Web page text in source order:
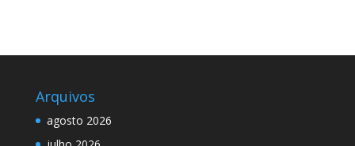
Arquivos
agosto 2026